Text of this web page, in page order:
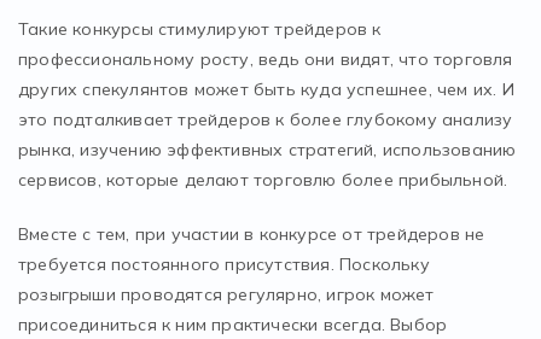
Такие конкурсы стимулируют трейдеров к
профессиональному росту, ведь они видят, что торговля
других спекулянтов может быть куда успешнее, чем их. И
это подталкивает трейдеров к более глубокому анализу
рынка, изучению эффективных стратегий, использованию
сервисов, которые делают торговлю более прибыльной.
Вместе с тем, при участии в конкурсе от трейдеров не
требуется постоянного присутствия. Поскольку
розыгрыши проводятся регулярно, игрок может
присоединиться к ним практически всегда. Выбор